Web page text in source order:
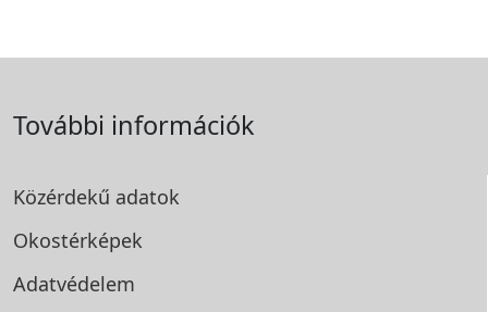
További információk
Közérdekű adatok
Okostérképek
Adatvédelem